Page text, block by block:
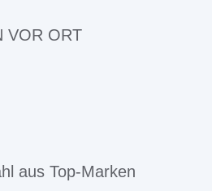
VOR ORT
aus Top-Marken